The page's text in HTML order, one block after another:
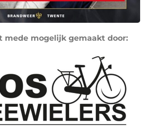
mede mogelijk gemaakt door: